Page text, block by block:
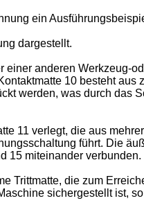
ein
dargestellt.
anderen
10 besteht
werden, was durch das
11 verlegt, die aus
führt. Die
15 miteinander verbunden.
Trittmatte, die zum
sichergestellt ist,